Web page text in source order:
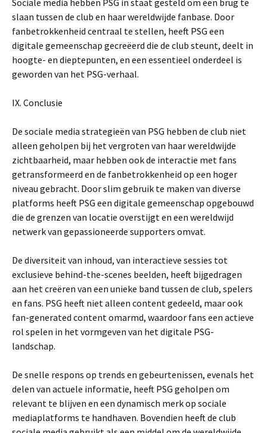
Sociale media hebben PSG in staat gesteld om een brug te
slaan tussen de club en haar wereldwijde fanbase. Door
fanbetrokkenheid centraal te stellen, heeft PSG een
digitale gemeenschap gecreëerd die de club steunt, deelt in
hoogte- en dieptepunten, en een essentieel onderdeel is
geworden van het PSG-verhaal.
IX. Conclusie
De sociale media strategieën van PSG hebben de club niet
alleen geholpen bij het vergroten van haar wereldwijde
zichtbaarheid, maar hebben ook de interactie met fans
getransformeerd en de fanbetrokkenheid op een hoger
niveau gebracht. Door slim gebruik te maken van diverse
platforms heeft PSG een digitale gemeenschap opgebouwd
die de grenzen van locatie overstijgt en een wereldwijd
netwerk van gepassioneerde supporters omvat.
De diversiteit van inhoud, van interactieve sessies tot
exclusieve behind-the-scenes beelden, heeft bijgedragen
aan het creëren van een unieke band tussen de club, spelers
en fans. PSG heeft niet alleen content gedeeld, maar ook
fan-generated content omarmd, waardoor fans een actieve
rol spelen in het vormgeven van het digitale PSG-
landschap.
De snelle respons op trends en gebeurtenissen, evenals het
delen van actuele informatie, heeft PSG geholpen om
relevant te blijven en een dynamisch merk op sociale
mediaplatforms te handhaven. Bovendien heeft de club